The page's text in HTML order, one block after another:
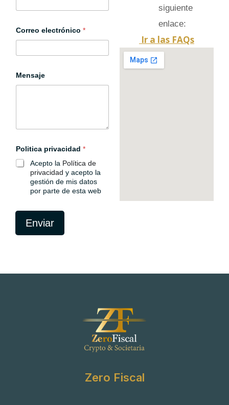
r
o
c
l
o
i
c
o
Correo electrónico *
Mensaje
Politica privacidad *
Acepto la Política de
privacidad y acepto la
gestión de mis datos
por parte de esta web
Enviar
siguiente
enlace:
Ir a las FAQs
Zero Fiscal